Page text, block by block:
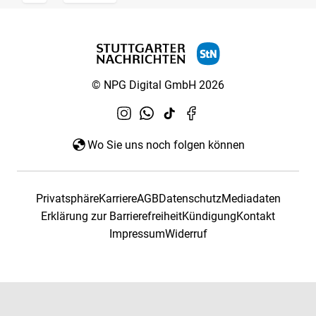
© NPG Digital GmbH 2026
Wo Sie uns noch folgen können
PrivatsphäreKarriereAGBDatenschutzMediadaten
Erklärung zur BarrierefreiheitKündigungKontakt
ImpressumWiderruf